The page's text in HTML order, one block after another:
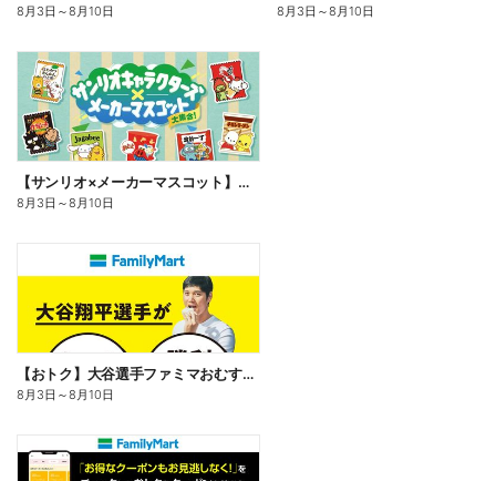
8月3日 ～8月10日 8月3日 ～8月10日
【サンリオ×メーカーマスコット】オリジナルグッズ貰える!
8月3日 ～8月10日
【おトク】大谷選手ファミマおむすび割
8月3日 ～8月10日